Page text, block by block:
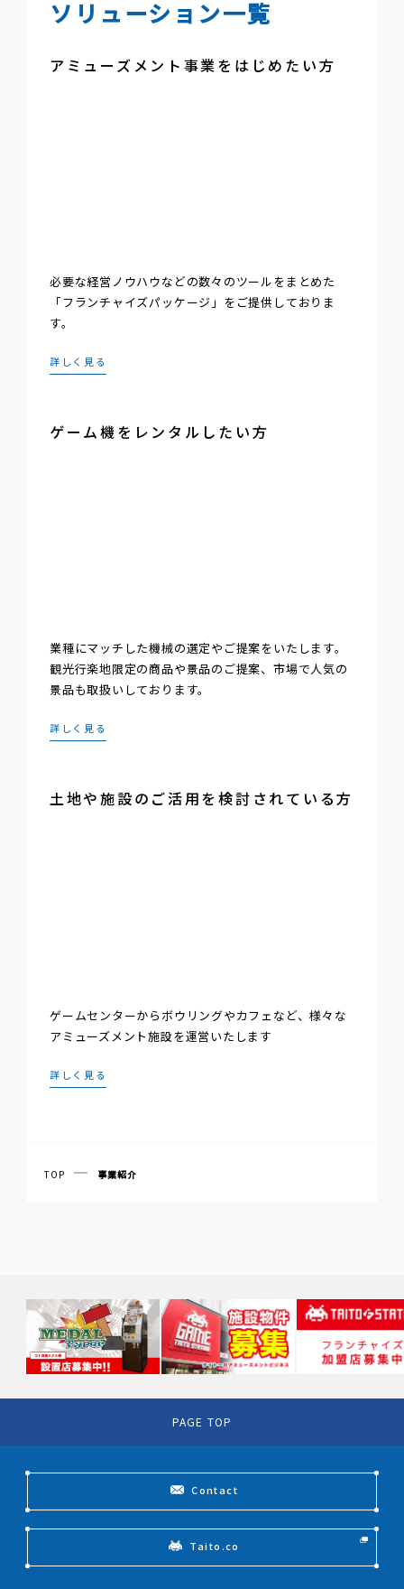
ソリューション一覧
アミューズメント事業をはじめたい方
必要な経営ノウハウなどの数々のツールをまとめた
「フランチャイズパッケージ」をご提供しておりま
す。
詳しく見る
ゲーム機をレンタルしたい方
業種にマッチした機械の選定やご提案をいたします。
観光行楽地限定の商品や景品のご提案、市場で人気の
景品も取扱いしております。
詳しく見る
土地や施設のご活用を検討されている方
ゲームセンターからボウリングやカフェなど、様々な
アミューズメント施設を運営いたします
詳しく見る
TOP 事業紹介
PAGE TOP
Contact
Taito.co